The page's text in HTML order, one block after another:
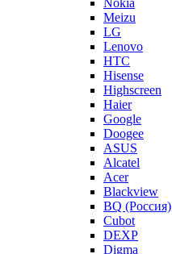
Nokia
Meizu
LG
Lenovo
HTC
Hisense
Highscreen
Haier
Google
Doogee
ASUS
Alcatel
Acer
Blackview
BQ (Россия)
Cubot
DEXP
Digma